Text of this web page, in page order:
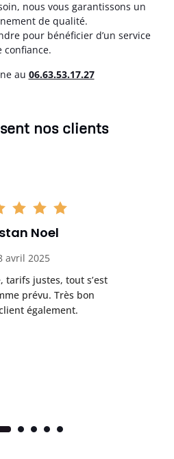
nous vous garantissons un
de qualité.
pour bénéficier d’un service
confiance.
au 06.63.53.17.27
nos clients
Noel
avril 2025
tarifs justes, tout s’est
prévu. Très bon
également.